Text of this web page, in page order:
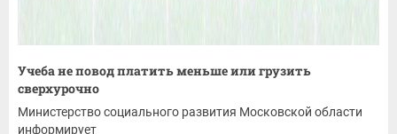
Учеба не повод платить меньше или грузить
сверхурочно
Министерство социального развития Московской области
информирует